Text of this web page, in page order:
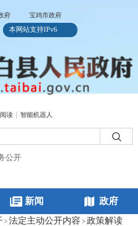
府
宝鸡市政府
本网站支持IPv6
读 智能机器人
公开
新闻 政府
> 法定主动公开内容 > 政策解读